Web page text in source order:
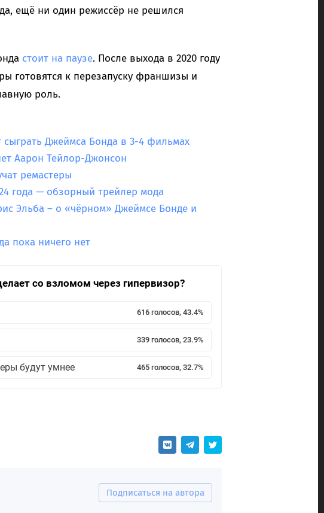
ещё ни один режиссёр не решился
стоит на паузе. После выхода в 2020 году
готовятся к перезапуску франшизы и
роль.
Джеймса Бонда в 3-4 фильмах
Аарон Тейлор-Джонсон
ремастеры
года — обзорный трейлер мода
Эльба – о «чёрном» Джеймсе Бонде и
пока ничего нет
со взломом через гипервизор?
616 голосов, 43.4%
339 голосов, 23.9%
будут умнее 465 голосов, 32.7%
Подписаться на автора